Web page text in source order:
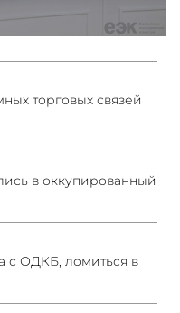
торговых связей
в оккупированный
с ОДКБ, ломиться в